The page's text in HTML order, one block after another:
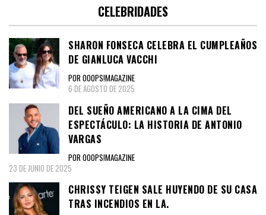
CELEBRIDADES
SHARON FONSECA CELEBRA EL CUMPLEAÑOS
DE GIANLUCA VACCHI
POR OOOPS!MAGAZINE
6 DE AGOSTO DE 2025
DEL SUEÑO AMERICANO A LA CIMA DEL
ESPECTÁCULO: LA HISTORIA DE ANTONIO
VARGAS
POR OOOPS!MAGAZINE
23 DE JUNIO DE 2025
CHRISSY TEIGEN SALE HUYENDO DE SU CASA
TRAS INCENDIOS EN LA.